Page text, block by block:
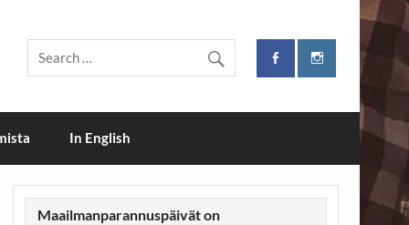
In English
Maailmanparannuspäivät on